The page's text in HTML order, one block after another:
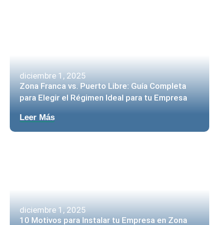
diciembre 1, 2025
Zona Franca vs. Puerto Libre: Guía Completa
para Elegir el Régimen Ideal para tu Empresa
Leer Más
diciembre 1, 2025
10 Motivos para Instalar tu Empresa en Zona